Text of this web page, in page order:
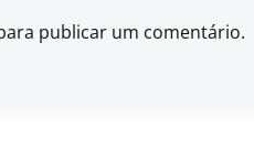
publicar um comentário.